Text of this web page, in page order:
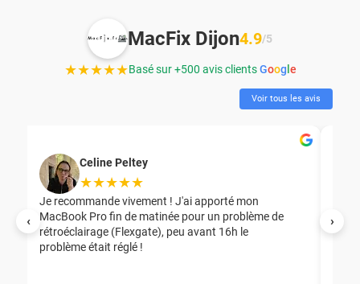
‹ ›
MacFix Dijon4.9/5
★★★★★Basé sur +500 avis clientsGoog e
Voir tous les avis
Celine Peltey
★★★★★
Je recommande vivement ! J'ai apporté mon
MacBook Pro fin de matinée pour un problème de
rétroéclairage (Flexgate), peu avant 16h le
problème était réglé !